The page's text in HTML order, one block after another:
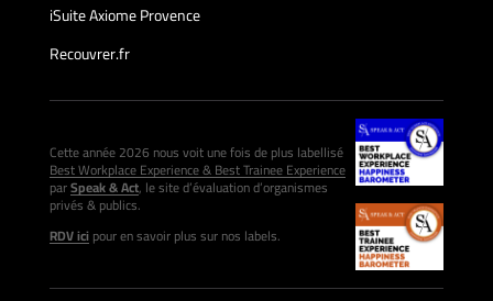
iSuite Axiome Provence
Recouvrer.fr
Cette année 2026 nous voit une fois de plus labellisé
Best Workplace Experience & Best Trainee Experience
parSpeak & Act, le site d’évaluation d’organismes
privés & publics.
RDV icipour en savoir plus sur nos labels.